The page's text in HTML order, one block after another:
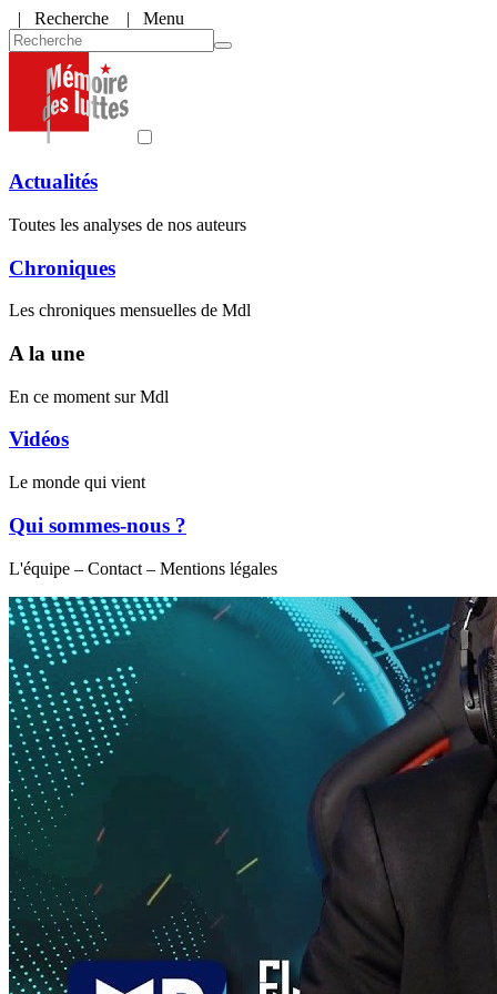
| Recherche | Menu
Actualités
Toutes les analyses de nos auteurs
Chroniques
Les chroniques mensuelles de Mdl
A la une
En ce moment sur Mdl
Vidéos
Le monde qui vient
Qui sommes-nous ?
L'équipe – Contact – Mentions légales